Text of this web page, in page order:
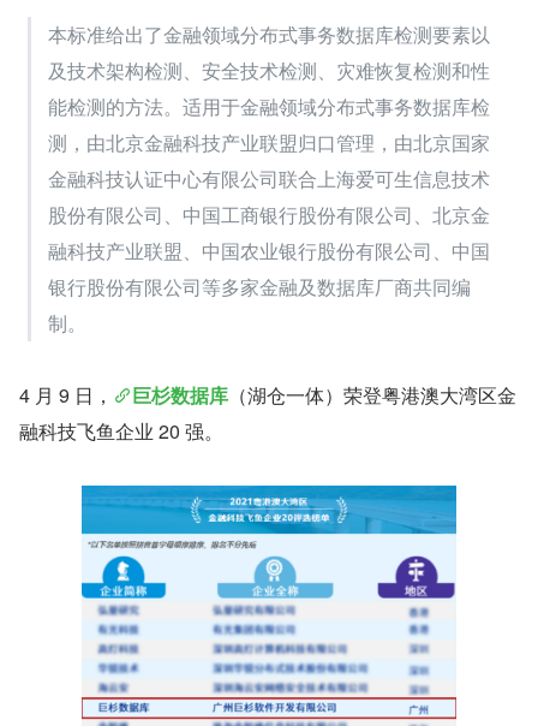
本标准给出了金融领域分布式事务数据库检测要素以
及技术架构检测、安全技术检测、灾难恢复检测和性
能检测的方法。适用于金融领域分布式事务数据库检
测，由北京金融科技产业联盟归口管理，由北京国家
金融科技认证中心有限公司联合上海爱可生信息技术
股份有限公司、中国工商银行股份有限公司、北京金
融科技产业联盟、中国农业银行股份有限公司、中国
银行股份有限公司等多家金融及数据库厂商共同编
制。
4 月 9 日， 巨杉数据库 （湖仓一体）荣登粤港澳大湾区金
融科技飞鱼企业 20 强。